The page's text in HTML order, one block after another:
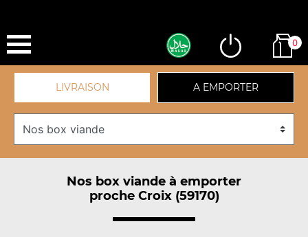
0
LIVRAISON A EMPORTER
Nos box viande à emporter
proche Croix (59170)